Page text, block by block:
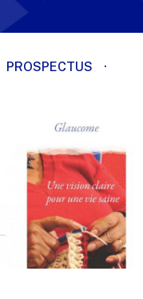
PROSPECTUS ·